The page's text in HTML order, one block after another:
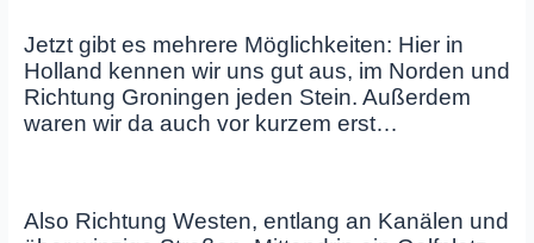
Jetzt gibt es mehrere Möglichkeiten: Hier in
Holland kennen wir uns gut aus, im Norden und
Richtung Groningen jeden Stein. Außerdem
waren wir da auch vor kurzem erst…
Also Richtung Westen, entlang an Kanälen und